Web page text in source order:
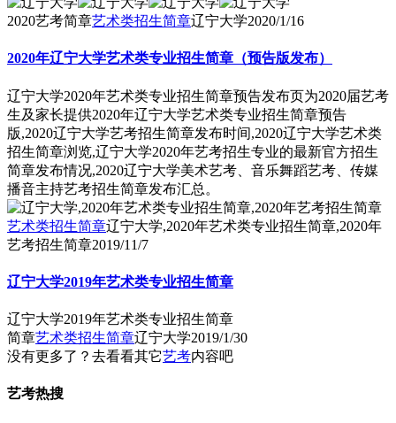
2020艺考简章艺术类招生简章辽宁大学2020/1/16
2020年辽宁大学艺术类专业招生简章（预告版发布）
辽宁大学2020年艺术类专业招生简章预告发布页为2020届艺考
生及家长提供2020年辽宁大学艺术类专业招生简章预告
版,2020辽宁大学艺考招生简章发布时间,2020辽宁大学艺术类
招生简章浏览,辽宁大学2020年艺考招生专业的最新官方招生
简章发布情况,2020辽宁大学美术艺考、音乐舞蹈艺考、传媒
播音主持艺考招生简章发布汇总。
艺术类招生简章辽宁大学,2020年艺术类专业招生简章,2020年
艺考招生简章2019/11/7
辽宁大学2019年艺术类专业招生简章
辽宁大学2019年艺术类专业招生简章
简章艺术类招生简章辽宁大学2019/1/30
没有更多了？去看看其它艺考内容吧
艺考热搜